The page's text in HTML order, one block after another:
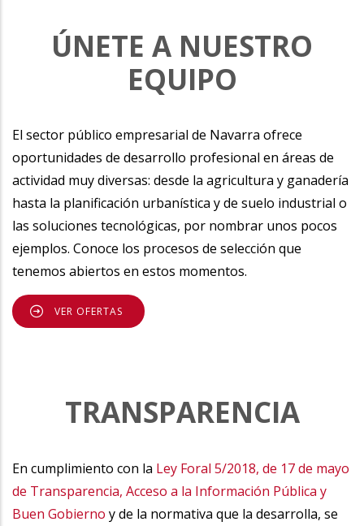
ÚNETE A NUESTRO
EQUIPO
El sector público empresarial de Navarra ofrece
oportunidades de desarrollo profesional en áreas de
actividad muy diversas: desde la agricultura y ganadería
hasta la planificación urbanística y de suelo industrial o
las soluciones tecnológicas, por nombrar unos pocos
ejemplos. Conoce los procesos de selección que
tenemos abiertos en estos momentos.
VER OFERTAS
TRANSPARENCIA
En cumplimiento con la Ley Foral 5/2018, de 17 de mayo
de Transparencia, Acceso a la Información Pública y
Buen Gobierno y de la normativa que la desarrolla, se